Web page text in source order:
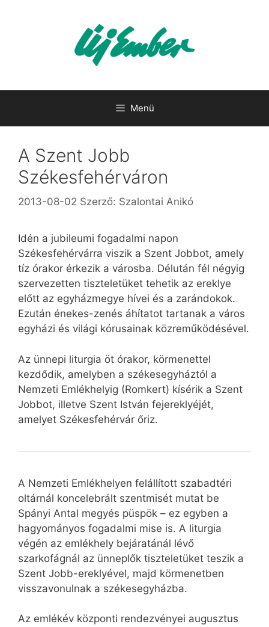
Menü
A Szent Jobb
Székesfehérváron
2013-08-02 Szerző: Szalontai Anikó
Idén a jubileumi fogadalmi napon
Székesfehérvárra viszik a Szent Jobbot, amely
tíz órakor érkezik a városba. Délután fél négyig
szervezetten tiszteletüket tehetik az ereklye
előtt az egyházmegye hívei és a zarándokok.
Ezután énekes-zenés áhítatot tartanak a város
egyházi és világi kórusainak közreműködésével.
Az ünnepi liturgia öt órakor, körmenettel
kezdődik, amelyben a székesegyháztól a
Nemzeti Emlékhelyig (Romkert) kísérik a Szent
Jobbot, illetve Szent István fejereklyéjét,
amelyet Székesfehérvár őriz.
A Nemzeti Emlékhelyen felállított szabadtéri
oltárnál koncelebrált szentmisét mutat be
Spányi Antal megyés püspök – ez egyben a
hagyományos fogadalmi mise is. A liturgia
végén az emlékhely bejáratánál lévő
szarkofágnál az ünneplők tiszteletüket teszik a
Szent Jobb-ereklyével, majd körmenetben
visszavonulnak a székesegyházba.
Az emlékév központi rendezvényei augusztus